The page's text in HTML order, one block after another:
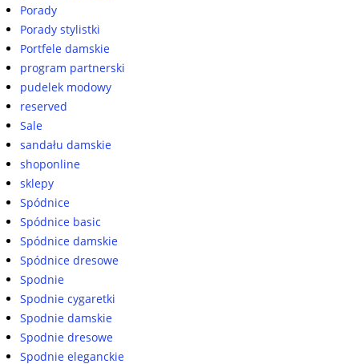
Porady
Porady stylistki
Portfele damskie
program partnerski
pudelek modowy
reserved
Sale
sandału damskie
shoponline
sklepy
Spódnice
Spódnice basic
Spódnice damskie
Spódnice dresowe
Spodnie
Spodnie cygaretki
Spodnie damskie
Spodnie dresowe
Spodnie eleganckie